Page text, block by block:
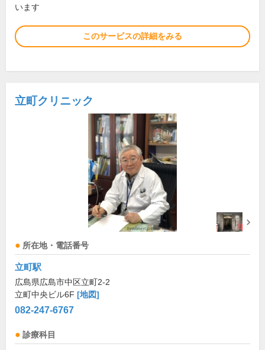
います
このサービスの詳細をみる
立町クリニック
所在地・電話番号
立町駅
広島県広島市中区立町2-2
立町中央ビル6F [地図]
082-247-6767
診療科目